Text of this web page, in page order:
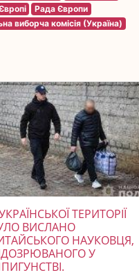
Рада Європи
виборча комісія (Україна)
ТЕРИТОРІЇ
ВИСЛАНО
НАУКОВЦЯ,
У